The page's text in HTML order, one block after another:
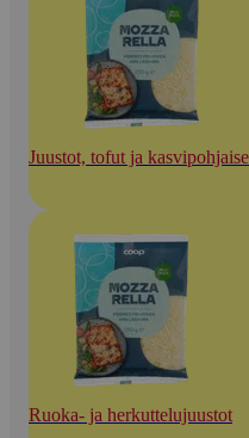
Juustot, tofut ja
Ruoka- ja herkuttelujuustot